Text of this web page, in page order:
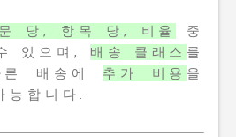
당, 항목 당, 비율
중
있으며, 배송 클래스 를
른 배송에 추가 비용 을
능합니다.